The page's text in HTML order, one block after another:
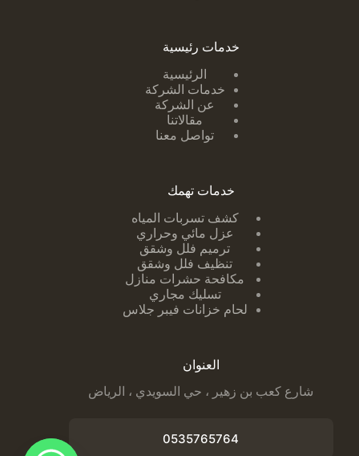
خدمات رئيسية
الرئيسية
خدمات الشركة
عن الشركة
مقالاتنا
تواصل معنا
خدمات تهمك
كشف تسربات ا لمياه
عزل مائي وحراري
ترميم فلل وشقق
تنظيف فلل وشقق
مكافحة حشرات منازل
تسليك مجاري
لحام خزانات فيبر جلاس
العنوان
شارع كعب بن زهير ، حي السويدي ، الرياض
0535765764